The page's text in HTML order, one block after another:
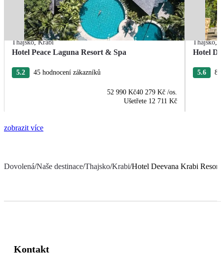
Thajsko,Krabi
Hotel Peace Laguna Resort & Spa
5.2 45 hodnocení zákazníků
52 990 Kč40 279 Kč /os.
Ušetřete 12 711 Kč
Thajsko,
Hotel
5.6
zobrazit více
Dovolená/Naše destinace/Thajsko/Krabi/Hotel Deevana Krabi Resort
Kontakt